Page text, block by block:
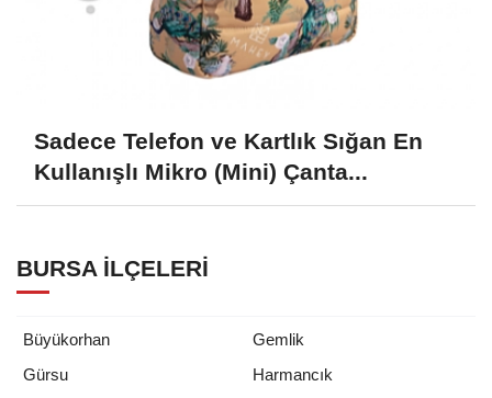
Sadece Telefon ve Kartlık Sığan En
Kullanışlı Mikro (Mini) Çanta...
BURSA İLÇELERI
Büyükorhan
Gemlik
Gürsu
Harmancık